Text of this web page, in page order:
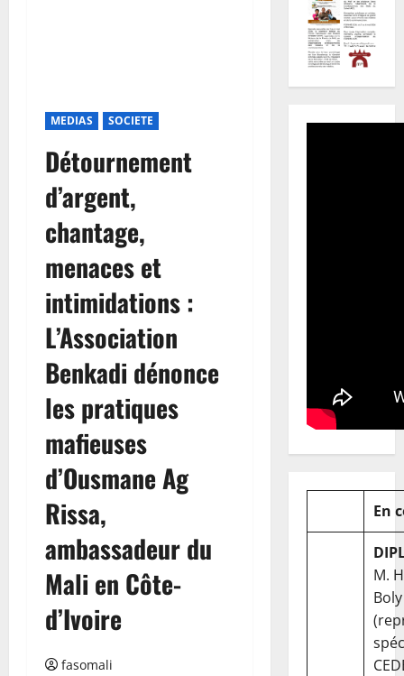
MEDIAS SOCIETE
Détournement
d’argent,
chantage,
menaces et
intimidations :
L’Association
Benkadi dénonce
les pratiques
mafieuses
d’Ousmane Ag
Rissa,
ambassadeur du
Mali en Côte-
d’Ivoire
fasomali
En
M.
Boly